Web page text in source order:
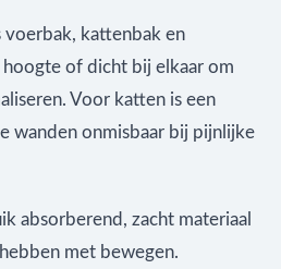
voerbak, kattenbak en
of dicht bij elkaar om
Voor katten is een
wanden onmisbaar bij pijnlijke
absorberend, zacht materiaal
met bewegen.